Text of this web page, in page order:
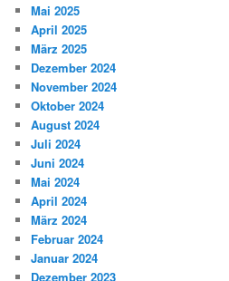
Mai 2025
April 2025
März 2025
Dezember 2024
November 2024
Oktober 2024
August 2024
Juli 2024
Juni 2024
Mai 2024
April 2024
März 2024
Februar 2024
Januar 2024
Dezember 2023